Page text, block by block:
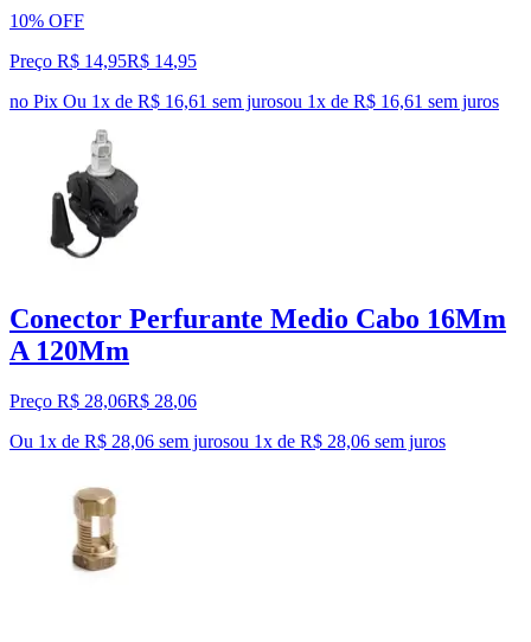
10% OFF
Preço R$ 14,95R$ 14,95
no Pix Ou 1x de R$ 16,61 sem jurosou 1x de R$ 16,61 sem juros
Conector Perfurante Medio Cabo 16Mm
A 120Mm
Preço R$ 28,06R$ 28,06
Ou 1x de R$ 28,06 sem jurosou 1x de R$ 28,06 sem juros